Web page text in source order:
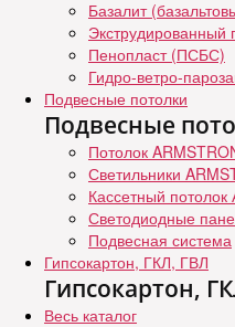
Базалит
Экструдированный
Пенопласт (ПСБС)
Гидро-ветро-
Подвесные потолки
Подвесные
Потолок
Светильники
Кассетный
Светодиодные
Подвесная система
Гипсокартон, ГКЛ, ГВЛ
Гипсокартон,
Весь каталог